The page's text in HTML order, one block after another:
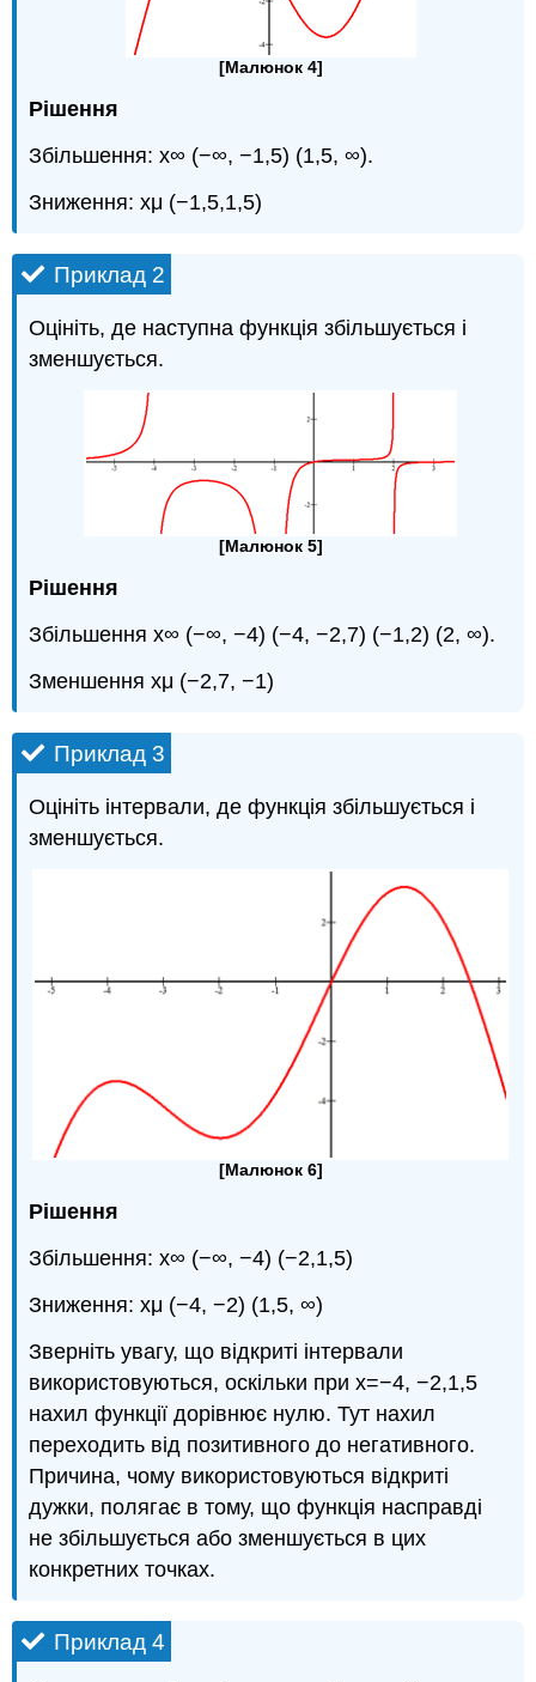
[Малюнок 4]
Рішення
Збільшення: x∞ (−∞, −1,5) (1,5, ∞).
Зниження: xμ (−1,5,1,5)
Приклад 2
Оцініть, де наступна функція збільшується і
зменшується.
[Малюнок 5]
Рішення
Збільшення x∞ (−∞, −4) (−4, −2,7) (−1,2) (2, ∞).
Зменшення xμ (−2,7, −1)
Приклад 3
Оцініть інтервали, де функція збільшується і
зменшується.
[Малюнок 6]
Рішення
Збільшення: x∞ (−∞, −4) (−2,1,5)
Зниження: xμ (−4, −2) (1,5, ∞)
Зверніть увагу, що відкриті інтервали
використовуються, оскільки при x=−4, −2,1,5
нахил функції дорівнює нулю. Тут нахил
переходить від позитивного до негативного.
Причина, чому використовуються відкриті
дужки, полягає в тому, що функція насправді
не збільшується або зменшується в цих
конкретних точках.
Приклад 4